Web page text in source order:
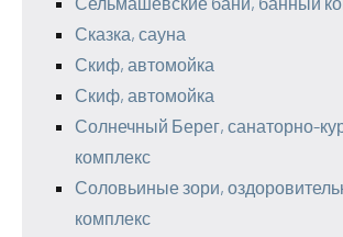
Сказка, сауна
Скиф, автомойка
Скиф, автомойка
Солнечный Берег, санаторно-
комплекс
Соловьиные зори,
комплекс